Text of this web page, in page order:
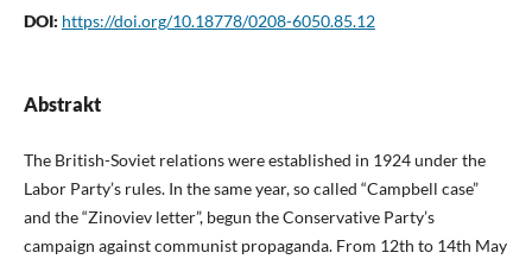
DOI: https://doi.org/10.18778/0208-6050.85.12
Abstrakt
The British-Soviet relations were established in 1924 under the
Labor Party’s rules. In the same year, so called “Campbell case”
and the “Zinoviev letter”, begun the Conservative Party’s
campaign against communist propaganda. From 12th to 14th May